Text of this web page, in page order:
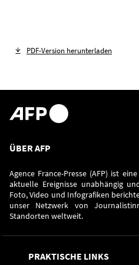
PDF-Version herunterladen
ÜBER AFP
Agence France-Presse (AFP) ist
aktuelle Ereignisse unabhängig
Foto, Video und Infografiken
unser Netzwerk von
Standorten weltweit.
PRAKTISCHE LINKS